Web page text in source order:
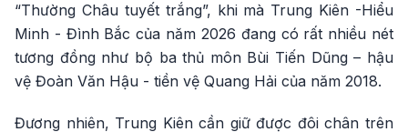
“Thường Châu tuyết trắng”, khi mà Trung Kiên -Hiểu
Minh - Đình Bắc của năm 2026 đang có rất nhiều nét
tương đồng như bộ ba thủ môn Bùi Tiến Dũng – hậu
vệ Đoàn Văn Hậu - tiền vệ Quang Hải của năm 2018.
Đương nhiên, Trung Kiên cần giữ được đôi chân trên